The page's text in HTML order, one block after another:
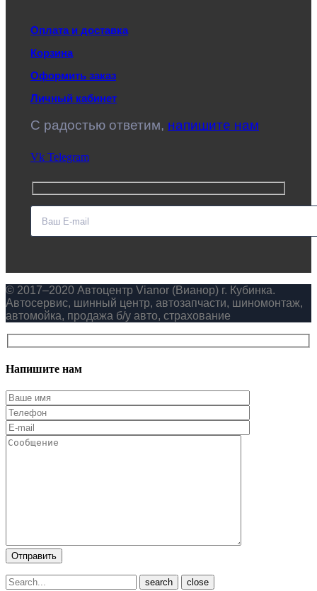
Оплата и доставка
Корзина
Оформить заказ
Личный кабинет
C радостью ответим, напишите нам
Vk Telegram
© 2017–2020 Автоцентр Vianor (Вианор) г. Кубинка.
Автосервис, шинный центр, автозапчасти, шиномонтаж,
автомойка, продажа б/у авто, страхование
Напишите нам
close